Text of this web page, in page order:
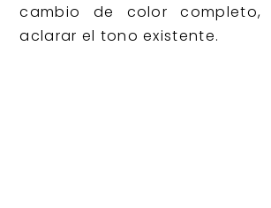
cambio de color completo,
aclarar el tono existente.